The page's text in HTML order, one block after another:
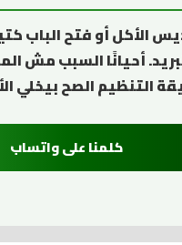
الأكل أو فتح الباب
أحيانًا السبب مش
التنظيم الصح بيخلي
كلمنا على واتساب